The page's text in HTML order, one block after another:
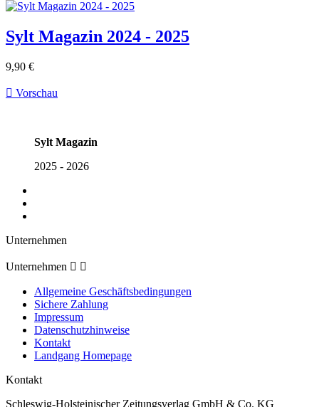
Sylt Magazin 2024 - 2025
9,90 €
 Vorschau
Sylt Magazin
2025 - 2026
Unternehmen
Unternehmen  
Allgemeine Geschäftsbedingungen
Sichere Zahlung
Impressum
Datenschutzhinweise
Kontakt
Landgang Homepage
Kontakt
Schleswig-Holsteinischer Zeitungsverlag GmbH & Co. KG